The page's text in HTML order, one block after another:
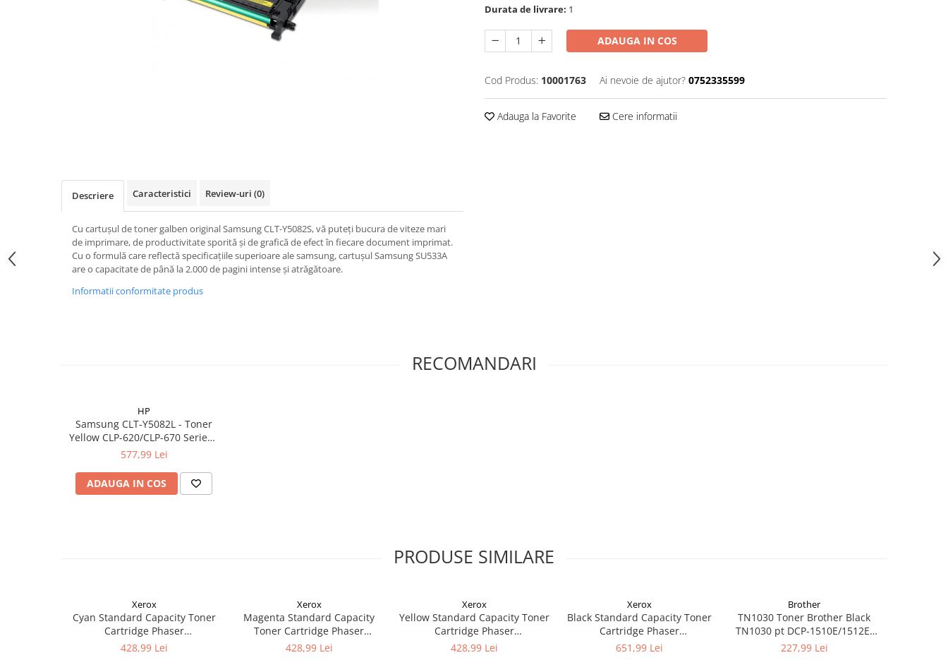
Durata de livrare: 1
ADAUGA IN COS
Cod Produs: 10001763 Ai nevoie de ajutor? 0752335599
Adauga la Favorite Cere informatii
Descriere Caracteristici Review-uri (0)
Cu cartușul de toner galben original Samsung CLT-Y5082S, vă puteți bucura de viteze mari
de imprimare, de productivitate sporită și de grafică de efect în fiecare document imprimat.
Cu o formulă care reflectă specificațiile superioare ale samsung, cartușul Samsung SU533A
are o capacitate de până la 2.000 de pagini intense și atrăgătoare.
Informatii conformitate produs
RECOMANDARI
HP
Samsung CLT-Y5082L - Toner
Yellow CLP-620/CLP-670 Series -
4000 pag
577,99 Lei
ADAUGA IN COS
PRODUSE SIMILARE
Xerox
Cyan Standard Capacity Toner
Cartridge Phaser
6510/WorkCentre 6515
428,99 Lei
Xerox
Magenta Standard Capacity
Toner Cartridge Phaser
6510/WorkCentre 6515
428,99 Lei
Xerox
Yellow Standard Capacity Toner
Cartridge Phaser
6510/WorkCentre 6515
428,99 Lei
Xerox
Black Standard Capacity Toner
Cartridge Phaser
6510/WorkCentre 6515
651,99 Lei
Brother
TN1030 Toner Brother Black
TN1030 pt DCP-1510E/1512E,
HL-1110E/1112E ,1K
227,99 Lei